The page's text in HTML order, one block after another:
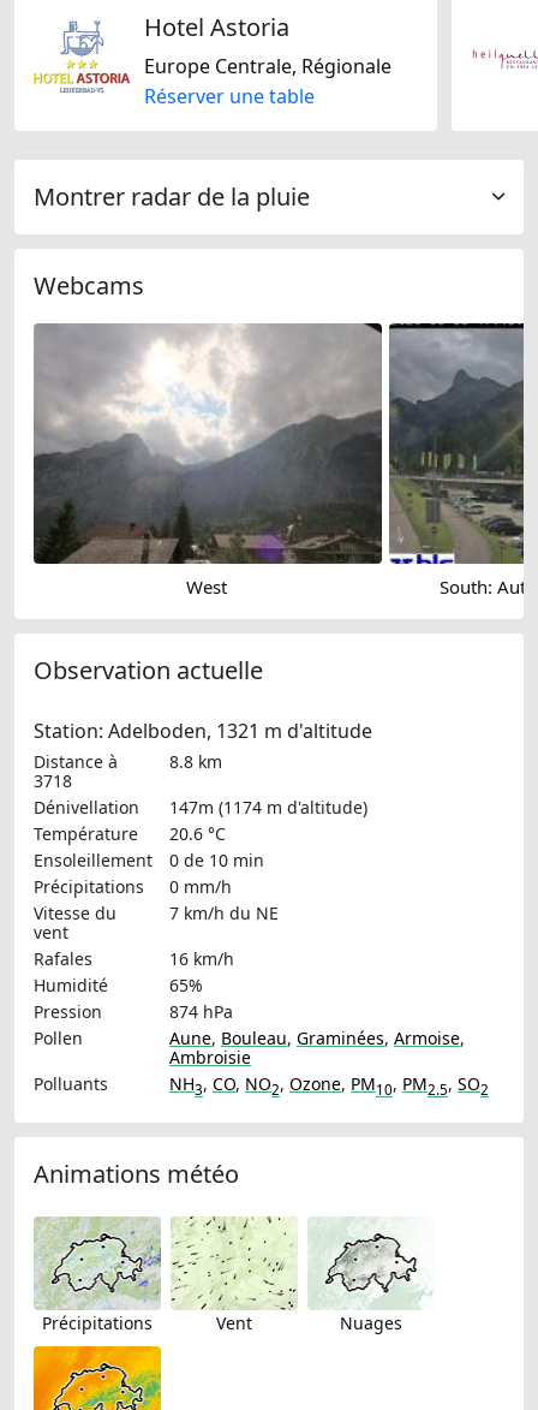
Hotel Astoria
Europe Centrale, Régionale
Réserver une table
Montrer radar de la pluie
Webcams
West South:
Observation actuelle
Station: Adelboden, 1321 m d'altitude
Distance à
3718
8.8 km
Dénivellation
147m (1174 m d'altitude)
Température
20.6 °C
Ensoleillement
0 de 10 min
Précipitations
0 mm/h
Vitesse du
vent
7 km/h du NE
Rafales
16 km/h
Humidité
65%
Pression
874 hPa
Pollen
Aune, Bouleau, Graminées, Armoise,
Ambroisie
Polluants
NH3, CO, NO2, Ozone, PM10, PM2.5, SO2
Animations météo
Précipitations Vent Nuages